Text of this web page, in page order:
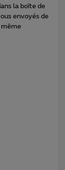
la boîte de
envoyés de
même